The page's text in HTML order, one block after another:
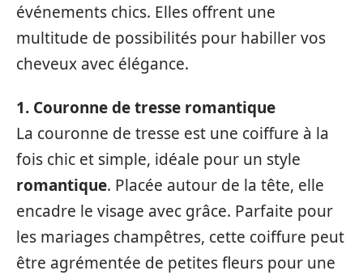
événements chics. Elles offrent une
multitude de possibilités pour habiller vos
cheveux avec élégance.
1. Couronne de tresse romantique
La couronne de tresse est une coiffure à la
fois chic et simple, idéale pour un style
romantique. Placée autour de la tête, elle
encadre le visage avec grâce. Parfaite pour
les mariages champêtres, cette coiffure peut
être agrémentée de petites fleurs pour une